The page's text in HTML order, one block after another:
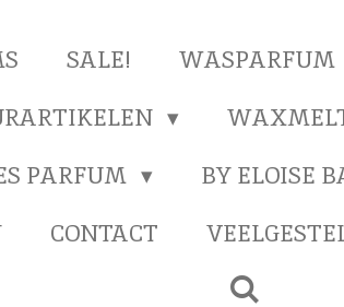
SALE! WASPARFUM
PARFUM
BY ELOISE
CONTACT